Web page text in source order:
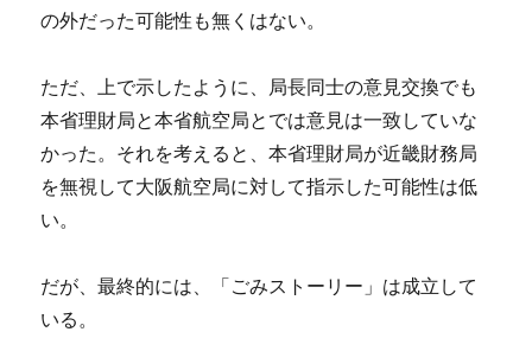
の外だった可能性も無くはない。
ただ、上で示したように、局長同士の意見交換でも
本省理財局と本省航空局とでは意見は一致していな
かった。それを考えると、本省理財局が近畿財務局
を無視して大阪航空局に対して指示した可能性は低
い。
だが、最終的には、「ごみストーリー」は成立して
いる。